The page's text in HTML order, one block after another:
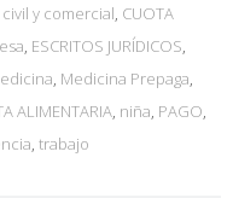
y comercial, CUOTA
, ESCRITOS JURÍDICOS,
, Medicina Prepaga,
ALIMENTARIA, niña, PAGO,
, trabajo